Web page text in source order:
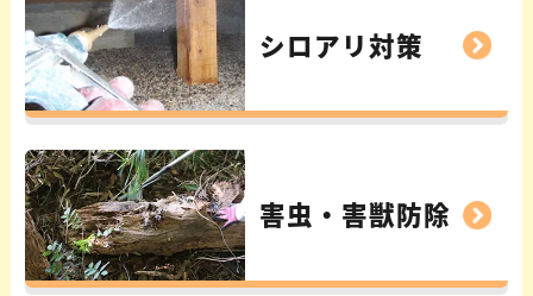
シロアリ対策
害虫・害獣防除